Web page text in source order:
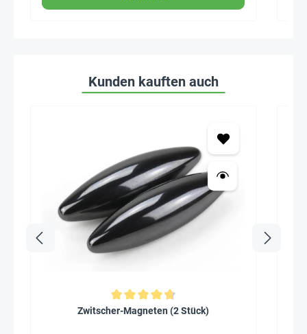
Kunden kauften auch
Durchschnittliche Bewertung von 4.8 von 5 Sternen
Zwitscher-Magneten (2 Stück)